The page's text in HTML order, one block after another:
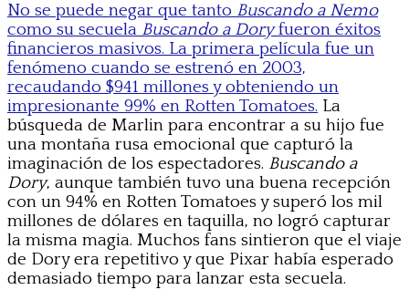
No se puede negar que tanto Buscando a Nemo
como su secuela Buscando a Doryfueron éxitos
financieros masivos. La primera película fue un
fenómeno cuando se estrenó en 2003,
recaudando $941 millones y obteniendo un
impresionante 99% en Rotten Tomatoes. La
búsqueda de Marlin para encontrar a su hijo fue
una montaña rusa emocional que capturó la
imaginación de los espectadores. Buscando a
Dory, aunque también tuvo una buena recepción
con un 94% en Rotten Tomatoes y superó los mil
millones de dólares en taquilla, no logró capturar
la misma magia. Muchos fans sintieron que el viaje
de Dory era repetitivo y que Pixar había esperado
demasiado tiempo para lanzar esta secuela.